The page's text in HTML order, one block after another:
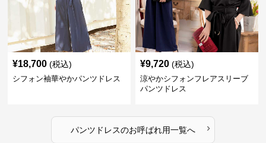
¥18,700 (税込)
シフォン袖華やかパンツドレス
¥9,720 (税込)
涼やかシフォンフレアスリーブ
パンツドレス
パンツドレスのお呼ばれ用一覧へ ›